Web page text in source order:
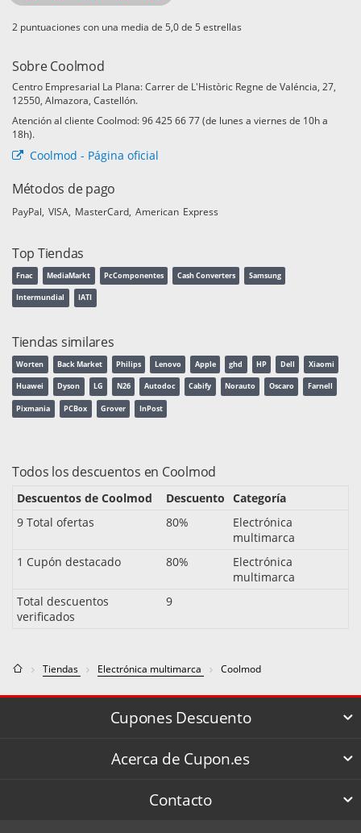
puntuaciones con una media de de 5 estrellas
Sobre Coolmod
Centro Empresarial La Plana: Carrer de L'Històric Regne de Valéncia, 27,
12550, Almazora, Castellón.
Atención al cliente Coolmod: 96 425 66 77 (de lunes a viernes de 10h a
18h).
Coolmod - Página oficial
Métodos de pago
PayPal VISA MasterCard American Express
Top Tiendas
Fnac MediaMarkt PcComponentes Cash Converters Samsung
Intermundial IATI
Tiendas similares
Worten Back Market Philips Lenovo Apple ghd HP Dell Xiaomi
Huawei Dyson LG N26 Autodoc Cabify Norauto Oscaro Farnell
Pixmania PCBox Grover InPost
Todos los descuentos en Coolmod
Descuentos de Coolmod Descuento Categoría
9 Total ofertas
80%
Electrónica
multimarca
1 Cupón destacado
80%
Electrónica
multimarca
Total descuentos
verificados
9
Tiendas Electrónica multimarca Coolmod
Cupones Descuento
Acerca de Cupon.es
Contacto